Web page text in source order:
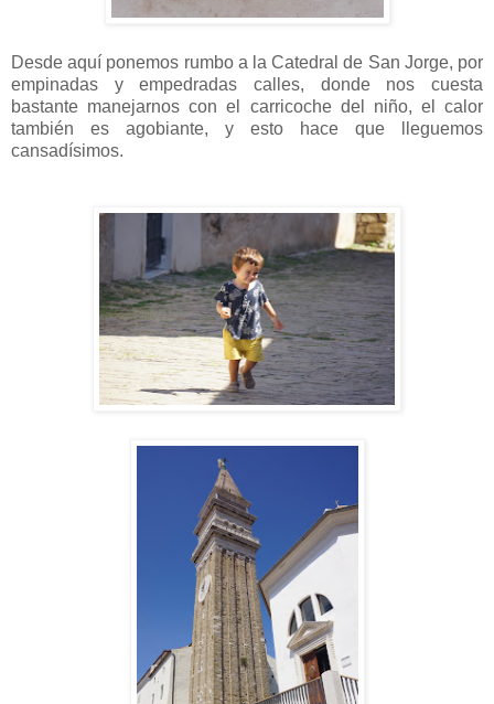
Desde aquí ponemos rumbo a la Catedral de San Jorge, por
empinadas y empedradas calles, donde nos cuesta
bastante manejarnos con el carricoche del niño, el calor
también es agobiante, y esto hace que lleguemos
cansadísimos.